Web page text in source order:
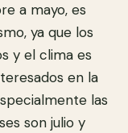
a mayo, es
ya que los
y el clima es
en la
las
son julio y